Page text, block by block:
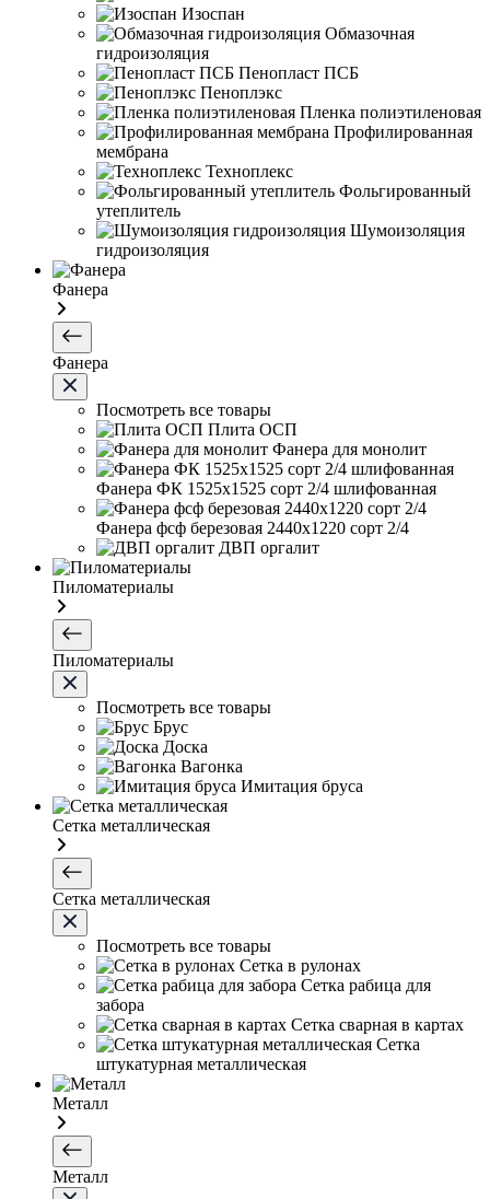
Изоспан
Обмазочная
гидроизоляция
Пенопласт ПСБ
Пеноплэкс
Пленка полиэтиленовая
Профилированная
мембрана
Техноплекс
Фольгированный
утеплитель
Шумоизоляция
гидроизоляция
Фанера
Фанера
Посмотреть все товары
Плита ОСП
Фанера для монолит
Фанера ФК 1525х1525 сорт 2/4 шлифованная
Фанера фсф березовая 2440х1220 сорт 2/4
ДВП оргалит
Пиломатериалы
Пиломатериалы
Посмотреть все товары
Брус
Доска
Вагонка
Имитация бруса
Сетка металлическая
Сетка металлическая
Посмотреть все товары
Сетка в рулонах
Сетка рабица для
забора
Сетка сварная в картах
Сетка
штукатурная металлическая
Металл
Металл